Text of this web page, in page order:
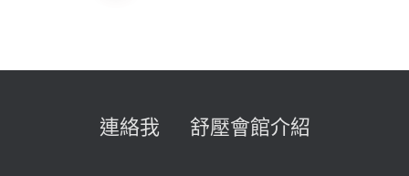
導
連絡我 舒壓會館介紹